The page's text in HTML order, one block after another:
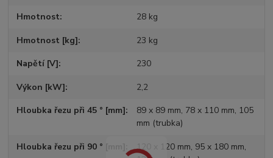
Hmotnost 28 kg
Hmotnost [kg] 23 kg
Napětí [V] 230
Výkon [kW] 2,2
Hloubka řezu při 45 ° [mm]
89 x 89 mm, 78 x 110 mm, 105
mm (trubka)
Hloubka řezu při 90 ° [mm]
120 x 120 mm, 95 x 180 mm,